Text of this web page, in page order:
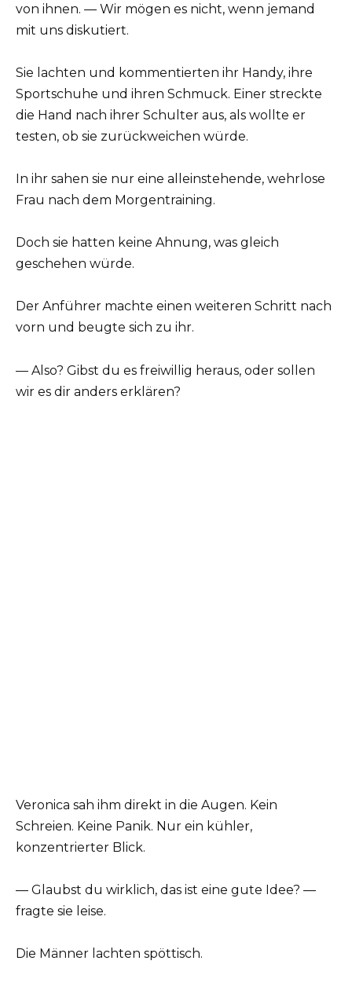
von ihnen. — Wir mögen es nicht, wenn jemand
mit uns diskutiert.
Sie lachten und kommentierten ihr Handy, ihre
Sportschuhe und ihren Schmuck. Einer streckte
die Hand nach ihrer Schulter aus, als wollte er
testen, ob sie zurückweichen würde.
In ihr sahen sie nur eine alleinstehende, wehrlose
Frau nach dem Morgentraining.
Doch sie hatten keine Ahnung, was gleich
geschehen würde.
Der Anführer machte einen weiteren Schritt nach
vorn und beugte sich zu ihr.
— Also? Gibst du es freiwillig heraus, oder sollen
wir es dir anders erklären?
Veronica sah ihm direkt in die Augen. Kein
Schreien. Keine Panik. Nur ein kühler,
konzentrierter Blick.
— Glaubst du wirklich, das ist eine gute Idee? —
fragte sie leise.
Die Männer lachten spöttisch.